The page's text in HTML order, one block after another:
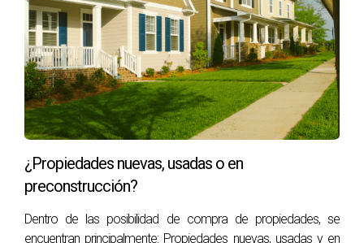
¿Propiedades nuevas, usadas o en
preconstrucción?
Dentro de las posibilidad de compra de propiedades, se
encuentran principalmente: Propiedades nuevas, usadas y en